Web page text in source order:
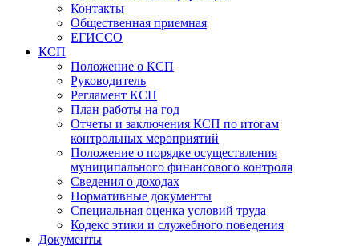
Контакты
Общественная приемная
ЕГИССО
КСП
Положение о КСП
Руководитель
Регламент КСП
План работы на год
Отчеты и заключения КСП по итогам
контрольных мероприятий
Положение о порядке осуществления
муниципального финансового контроля
Сведения о доходах
Нормативные документы
Специальная оценка условий труда
Кодекс этики и служебного поведения
Документы